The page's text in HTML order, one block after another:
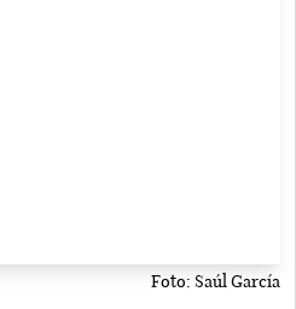
Foto: Saúl García